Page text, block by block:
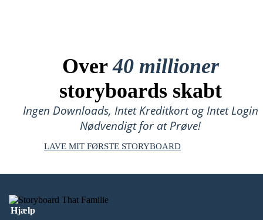
Over40 millioner
storyboards skabt
Ingen Downloads, Intet Kreditkort og Intet Login
Nødvendigt for at Prøve!
LAVE MIT FØRSTE STORYBOARD
Hjælp